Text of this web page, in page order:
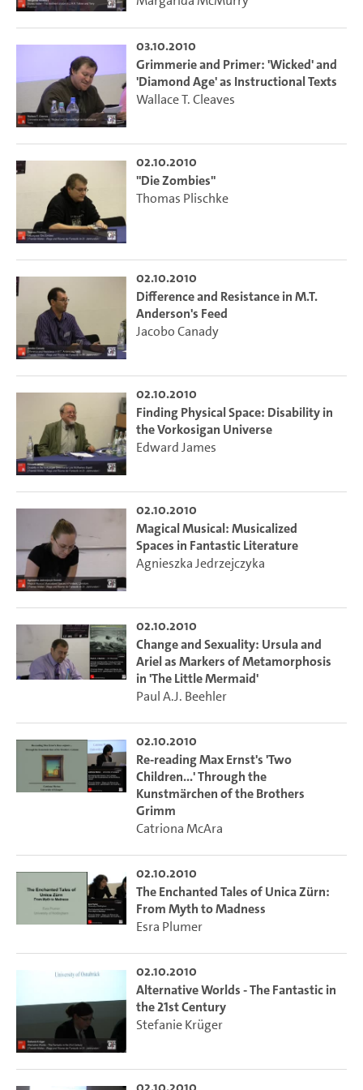
03.10.2010
Grimmerie and Primer: 'Wicked' and
'Diamond Age' as Instructional Texts
Wallace T. Cleaves
02.10.2010
"Die Zombies"
Thomas Plischke
02.10.2010
Difference and Resistance in M.T.
Anderson's Feed
Jacobo Canady
02.10.2010
Finding Physical Space: Disability in
the Vorkosigan Universe
Edward James
02.10.2010
Magical Musical: Musicalized
Spaces in Fantastic Literature
Agnieszka Jedrzejczyka
02.10.2010
Change and Sexuality: Ursula and
Ariel as Markers of Metamorphosis
in 'The Little Mermaid'
Paul A.J. Beehler
02.10.2010
Re-reading Max Ernst's 'Two
Children...' Through the
Kunstmärchen of the Brothers
Grimm
Catriona McAra
02.10.2010
The Enchanted Tales of Unica Zürn:
From Myth to Madness
Esra Plumer
02.10.2010
Alternative Worlds - The Fantastic in
the 21st Century
Stefanie Krüger